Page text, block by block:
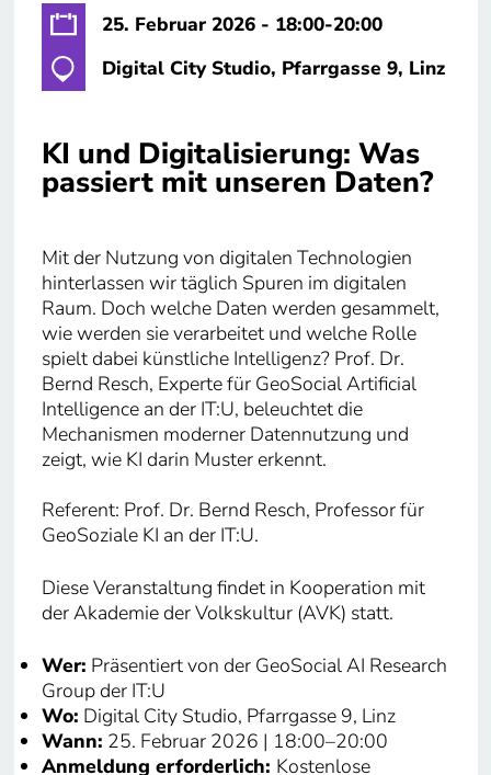
25. Februar 2026 - 18:00-20:00
Digital City Studio, Pfarrgasse 9, Linz
KI und Digitalisierung: Was
passiert mit unseren Daten?
Mit der Nutzung von digitalen Technologien
hinterlassen wir täglich Spuren im digitalen
Raum. Doch welche Daten werden gesammelt,
wie werden sie verarbeitet und welche Rolle
spielt dabei künstliche Intelligenz? Prof. Dr.
Bernd Resch, Experte für GeoSocial Artificial
Intelligence an der IT:U, beleuchtet die
Mechanismen moderner Datennutzung und
zeigt, wie KI darin Muster erkennt.
Referent: Prof. Dr. Bernd Resch, Professor für
GeoSoziale KI an der IT:U.
Diese Veranstaltung findet in Kooperation mit
der Akademie der Volkskultur (AVK) statt.
Wer: Präsentiert von der GeoSocial AI Research
Group der IT:U
Wo: Digital City Studio, Pfarrgasse 9, Linz
Wann: 25. Februar 2026 | 18:00–20:00
Anmeldung erforderlich: Kostenlose